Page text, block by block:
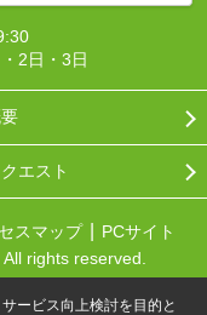
2日・3日
エスト
スマップ
PCサイト
rights reserved.
ービス向上検討を目的と